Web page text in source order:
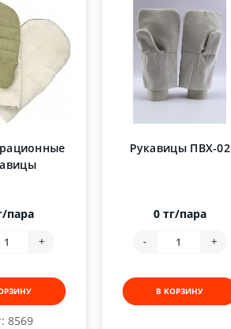
8569
пара
+
Рукавицы ПВХ-02
0 тг/пара
- +
В КОРЗИНУ